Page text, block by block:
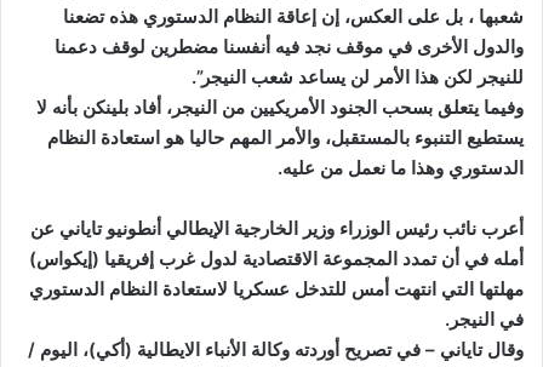
شعبها ، بل على العكس، إن إعاقة النظام الدستوري هذه تضعنا
والدول الأخرى في موقف نجد فيه أنفسنا مضطرين لوقف دعمنا
للنيجر لكن هذا الأمر لن يساعد شعب النيجر”.
وفيما يتعلق بسحب الجنود الأمريكيين من النيجر، أفاد بلينكن بأنه لا
يستطيع التنبوء بالمستقبل، والأمر المهم حاليا هو استعادة النظام
الدستوري وهذا ما نعمل من عليه.
أعرب نائب رئيس الوزراء وزير الخارجية الإيطالي أنطونيو تاياني عن
أمله في أن تمدد المجموعة الاقتصادية لدول غرب إفريقيا (إيكواس)
مهلتها التي انتهت أمس للتدخل عسكريا لاستعادة النظام الدستوري
في النيجر.
وقال تاياني – في تصريح أوردته وكالة الأنباء الايطالية (أكي)، اليوم /